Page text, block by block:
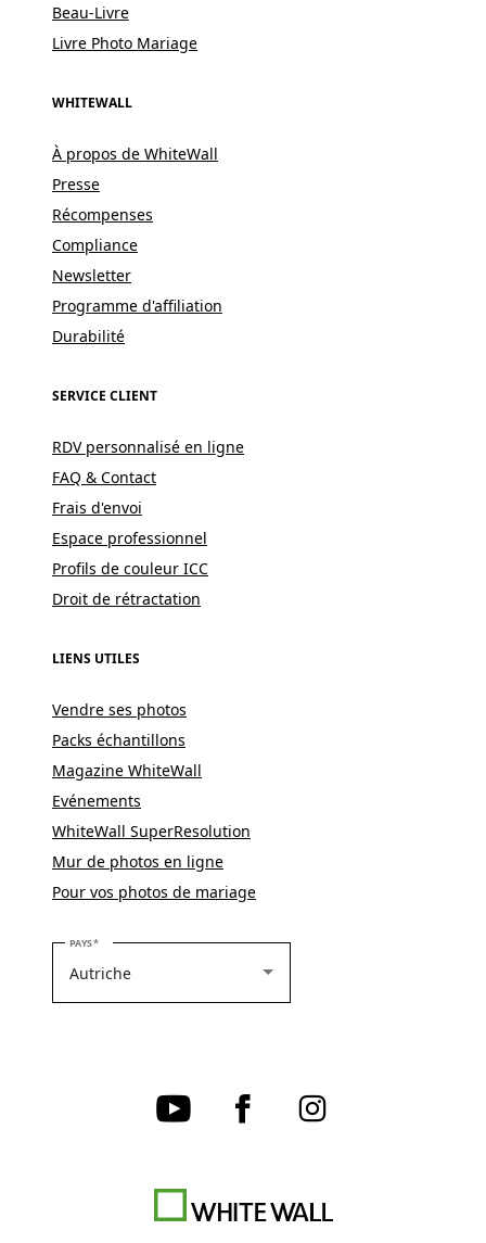
Beau-Livre
Livre Photo Mariage
WHITEWALL
À propos de WhiteWall
Presse
Récompenses
Compliance
Newsletter
Programme d'affiliation
Durabilité
SERVICE CLIENT
RDV personnalisé en ligne
FAQ & Contact
Frais d'envoi
Espace professionnel
Profils de couleur ICC
Droit de rétractation
LIENS UTILES
Vendre ses photos
Packs échantillons
Magazine WhiteWall
Evénements
WhiteWall SuperResolution
Mur de photos en ligne
Pour vos photos de mariage
PAYSVEUILLEZ SÉLECTIONNER VOTRE PAYS